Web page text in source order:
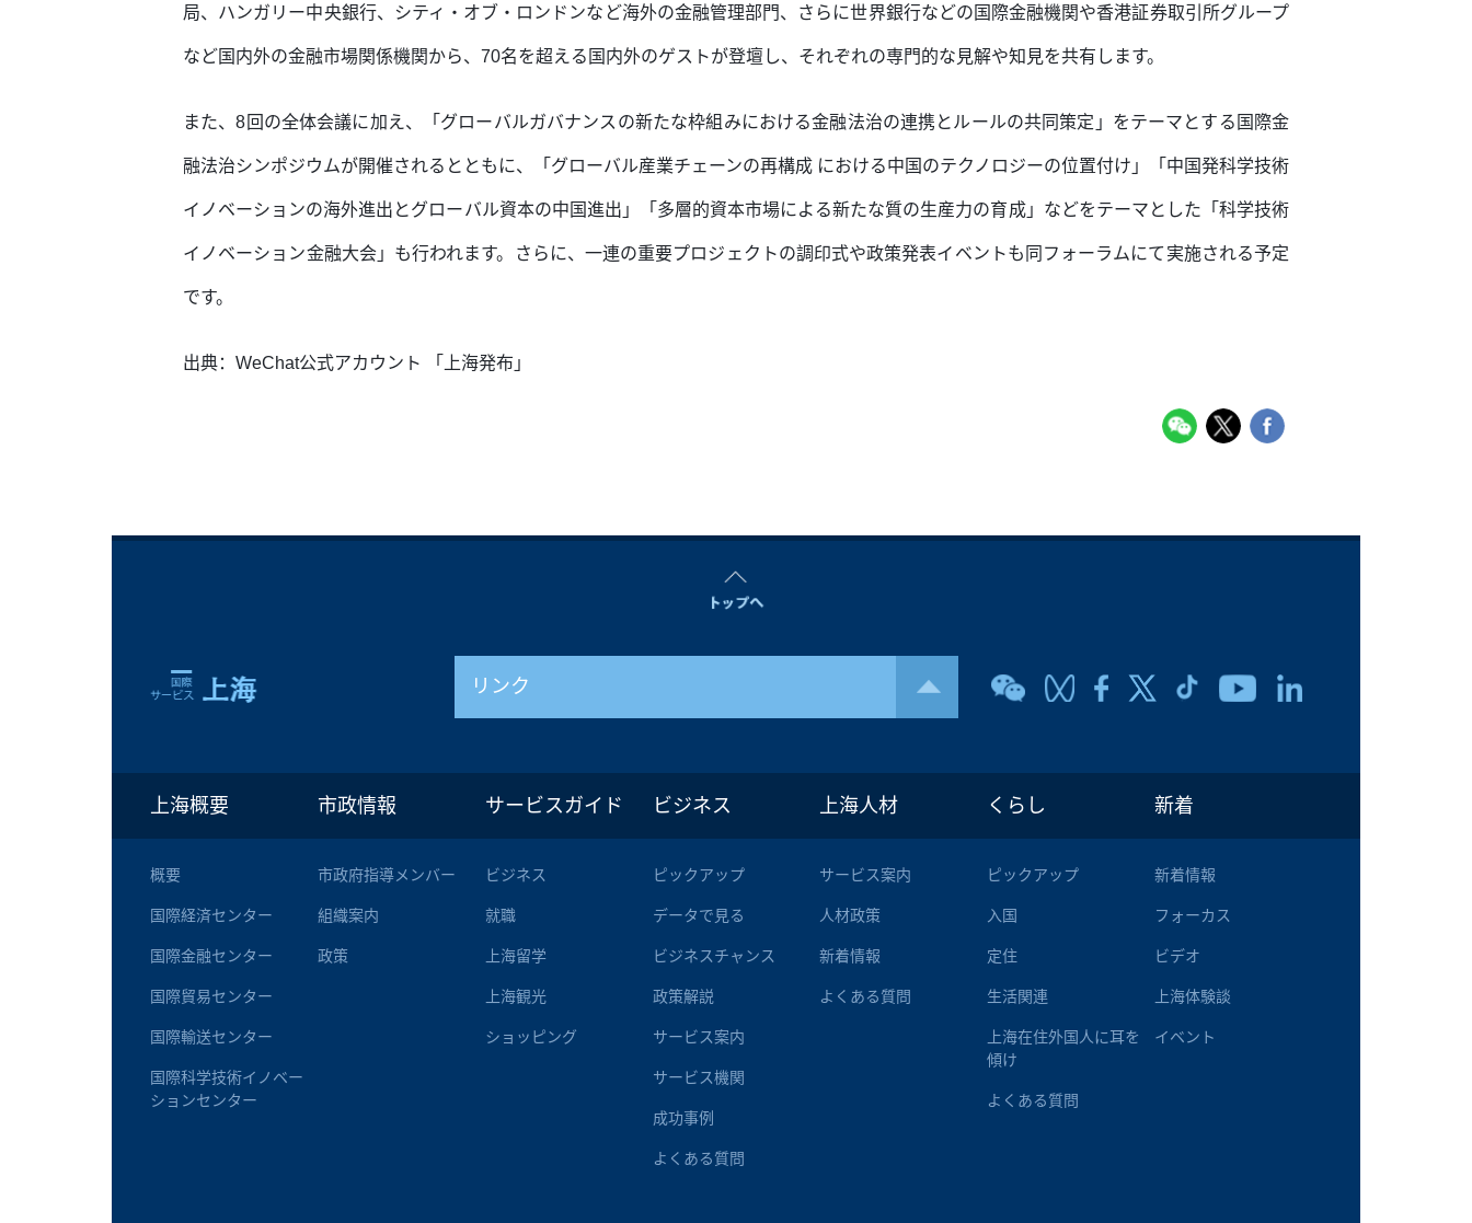
局、ハンガリー中央銀行、シティ・オブ・ロンドンなど海外の金融管理部門、さらに世界銀行などの国際金融機関や香港証券取引所グループ
など国内外の金融市場関係機関から、70名を超える国内外のゲストが登壇し、それぞれの専門的な見解や知見を共有します。
また、8回の全体会議に加え、「グローバルガバナンスの新たな枠組みにおける金融法治の連携とルールの共同策定」をテーマとする国際金
融法治シンポジウムが開催されるとともに、「グローバル産業チェーンの再構成 における中国のテクノロジーの位置付け」「中国発科学技術
イノベーションの海外進出とグローバル資本の中国進出」「多層的資本市場による新たな質の生産力の育成」などをテーマとした「科学技術
イノベーション金融大会」も行われます。さらに、一連の重要プロジェクトの調印式や政策発表イベントも同フォーラムにて実施される予定
です。
出典：WeChat公式アカウント 「上海発布」
リンク
上海概要
概要
国際経済センター
国際金融センター
国際貿易センター
国際輸送センター
国際科学技術イノベー
ションセンター
市政情報
市政府指導メンバー
組織案内
政策
サービスガイド
ビジネス
就職
上海留学
上海観光
ショッピング
ビジネス
ピックアップ
データで見る
ビジネスチャンス
政策解説
サービス案内
サービス機関
成功事例
よくある質問
上海人材
サービス案内
人材政策
新着情報
よくある質問
くらし
ピックアップ
入国
定住
生活関連
上海在住外国人に耳を
傾け
よくある質問
新着
新着情報
フォーカス
ビデオ
上海体験談
イベント